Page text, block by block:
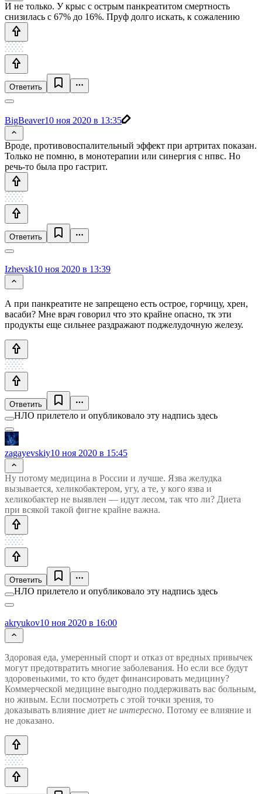
И не только. У крыс с острым панкреатитом смертность
снизилась с 67% до 16%. Пруф долго искать, к сожалению
Ответить
BigBeaver10 ноя 2020 в 13:35
Вроде, противовоспалительный эффект при артритах показан.
Только не помню, в монотерапии или синергия с нпвс. Но
речь-то была про гастрит.
Ответить
Izhevsk10 ноя 2020 в 13:39
А при панкреатите не запрещено есть острое, горчицу, хрен,
васаби? Мне врач говорил что это крайне опасно, тк эти
продукты еще сильнее раздражают поджелудочную железу.
Ответить
НЛО прилетело и опубликовало эту надпись здесь
zagayevskiy10 ноя 2020 в 15:45
Ну потому медицина в России и лучше. Язва желудка
вызывается, хеликобактером, угу, а те, у кого язва и
хеликобактер не выявлен — идут лесом, так что ли? Диета
при всякой такой фигне крайне важна.
Ответить
НЛО прилетело и опубликовало эту надпись здесь
akryukov10 ноя 2020 в 16:00
Здоровая еда, умеренный спорт и отказ от вредных привычек
могут предотвратить многие заболевания. Но если все будут
здоровенькими, то кто будет финансировать медицину?
Коммерческой медицине выгодно поддерживать вас больным,
но живым. Если посмотреть с этой точки зрения, то
доказывать влияние диет не интересно. Потому ее влияние и
не доказано.